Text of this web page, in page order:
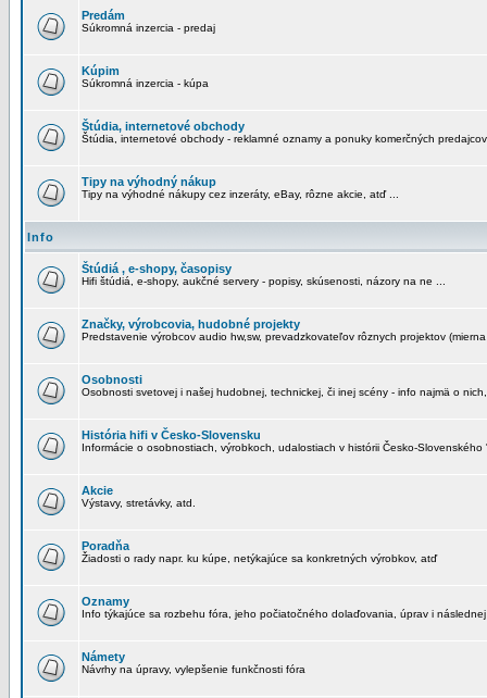
Predám
Súkromná inzercia - predaj
Kúpim
Súkromná inzercia - kúpa
Štúdia, internetové obchody
Štúdia, internetové obchody - reklamné oznamy a ponuky komerčných predajcov
Tipy na výhodný nákup
Tipy na výhodné nákupy cez inzeráty, eBay, rôzne akcie, atď ...
Info
Štúdiá , e-shopy, časopisy
Hifi štúdiá, e-shopy, aukčné servery - popisy, skúsenosti, názory na ne ...
Značky, výrobcovia, hudobné projekty
Predstavenie výrobcov audio hw,sw, prevadzkovateľov rôznych projektov
Osobnosti
Osobnosti svetovej i našej hudobnej, technickej, či inej scény - info najmä o
História hifi v Česko-Slovensku
Informácie o osobnostiach, výrobkoch, udalostiach v histórii Česko-Slovenského
Akcie
Výstavy, stretávky, atd.
Poradňa
Žiadosti o rady napr. ku kúpe, netýkajúce sa konkretných výrobkov, atď
Oznamy
Info týkajúce sa rozbehu fóra, jeho počiatočného dolaďovania, úprav i
Námety
Návrhy na úpravy, vylepšenie funkčnosti fóra